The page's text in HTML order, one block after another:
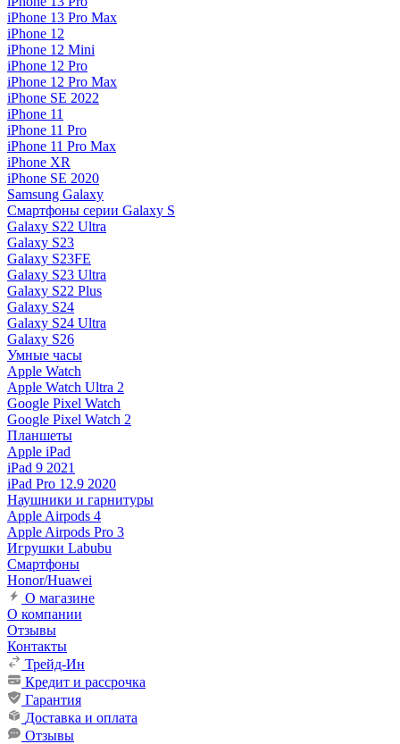
iPhone 13 Pro Max
iPhone 12
iPhone 12 Mini
iPhone 12 Pro
iPhone 12 Pro Max
iPhone SE 2022
iPhone 11
iPhone 11 Pro
iPhone 11 Pro Max
iPhone XR
iPhone SE 2020
Samsung Galaxy
Смартфоны серии Galaxy S
Galaxy S22 Ultra
Galaxy S23
Galaxy S23FE
Galaxy S23 Ultra
Galaxy S22 Plus
Galaxy S24
Galaxy S24 Ultra
Galaxy S26
Умные часы
Apple Watch
Apple Watch Ultra 2
Google Pixel Watch
Google Pixel Watch 2
Планшеты
Apple iPad
iPad 9 2021
iPad Pro 12.9 2020
Наушники и гарнитуры
Apple Airpods 4
Apple Airpods Pro 3
Игрушки Labubu
Смартфоны
Honor/Huawei
О магазине
О компании
Отзывы
Контакты
Трейд-Ин
Кредит и рассрочка
Гарантия
Доставка и оплата
Отзывы